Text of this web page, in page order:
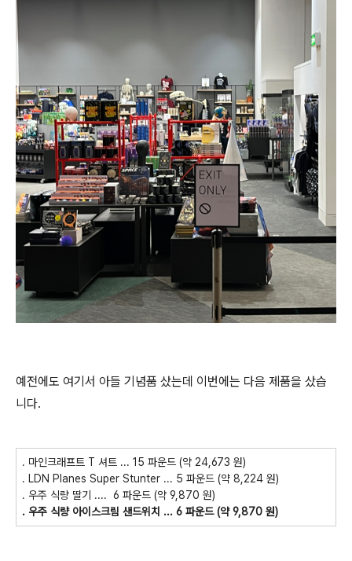
예전에도 여기서 아들 기념품 샀는데 이번에는 다음 제품을 샀습
니다.
. 마인크래프트 T 셔트 ... 15 파운드 (약 24,673 원)
. LDN Planes Super Stunter ... 5 파운드 (약 8,224 원)
. 우주 식량 딸기 .... 6 파운드 (약 9,870 원)
. 우주 식량 아이스크림 샌드위치 ... 6 파운드 (약 9,870 원)